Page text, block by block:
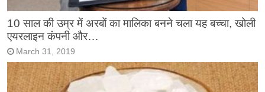
10 साल की उम्र में अरबों का मालिका बनने चला यह बच्चा, खोली
एयरलाइन कंपनी और…
March 31, 2019